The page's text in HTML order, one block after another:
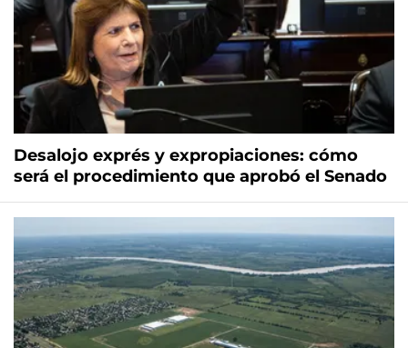
Desalojo exprés y expropiaciones: cómo
será el procedimiento que aprobó el Senado